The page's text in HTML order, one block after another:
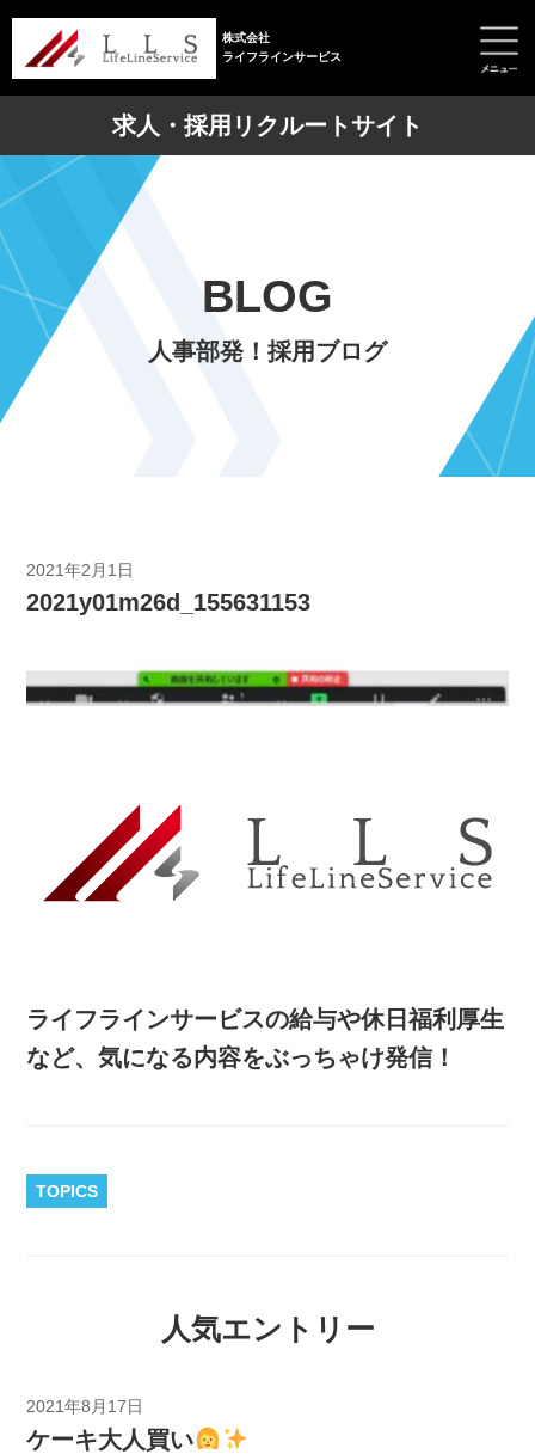
株式会社
ライフラインサービス
求人・採用リクルートサイト
BLOG
人事部発！採用ブログ
2021年2月1日
2021y01m26d_155631153
ライフラインサービスの給与や休日福利厚生
など、気になる内容をぶっちゃけ発信！
TOPICS
人気エントリー
2021年8月17日
ケーキ大人買い